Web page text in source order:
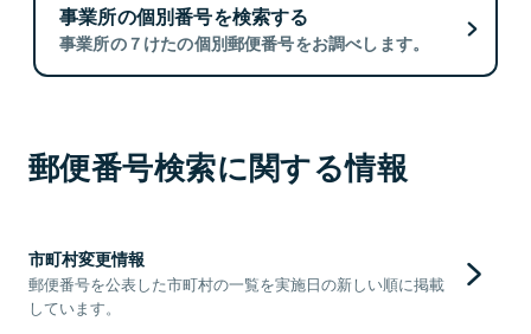
事業所の個別番号を検索する
事業所の７けたの個別郵便番号をお調べします。
郵便番号検索に関する情報
市町村変更情報
郵便番号を公表した市町村の一覧を実施日の新しい順に掲載
しています。